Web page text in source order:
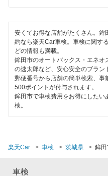
久慈郡
古河市
桜川市
猿島郡
常総市
高萩市
EV車OK
120分以内の車検
1日車検
夜間受付
安くてお得な店舗がたくさん。
約なら楽天Car車検。車検に関す
どの情報も満載。
鉾田市のオートバックス・エネオ
の速太郎など、安心安全のブラン
郵便番号から店舗の簡単検索、事
500ポイントが付与されます。
鉾田市で車検費用をお得にした
検。
楽天Car 車検 茨城県 鉾
車検